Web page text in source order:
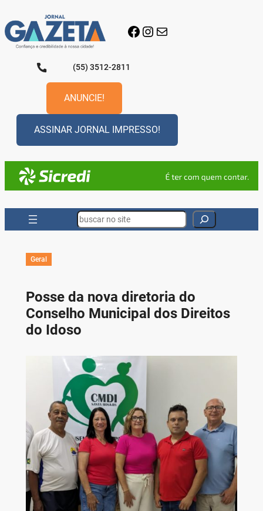
para
o
conteúdo
Facebook
Instagram
E-mail
(55) 3512-2811
ANUNCIE!
ASSINAR JORNAL IMPRESSO!
Search
Geral
Posse da nova diretoria do
Conselho Municipal dos Direitos
do Idoso